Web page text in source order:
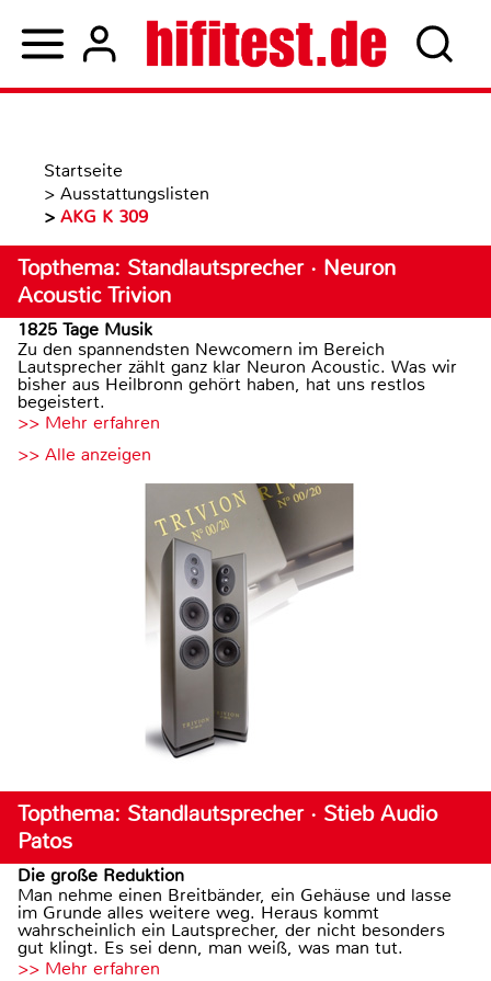
Startseite
> Ausstattungslisten
> AKG K 309
Topthema: Standlautsprecher · Neuron
Acoustic Trivion
1825 Tage Musik
Zu den spannendsten Newcomern im Bereich
Lautsprecher zählt ganz klar Neuron Acoustic. Was wir
bisher aus Heilbronn gehört haben, hat uns restlos
begeistert.
>> Mehr erfahren
>> Alle anzeigen
Topthema: Standlautsprecher · Stieb Audio
Patos
Die große Reduktion
Man nehme einen Breitbänder, ein Gehäuse und lasse
im Grunde alles weitere weg. Heraus kommt
wahrscheinlich ein Lautsprecher, der nicht besonders
gut klingt. Es sei denn, man weiß, was man tut.
>> Mehr erfahren